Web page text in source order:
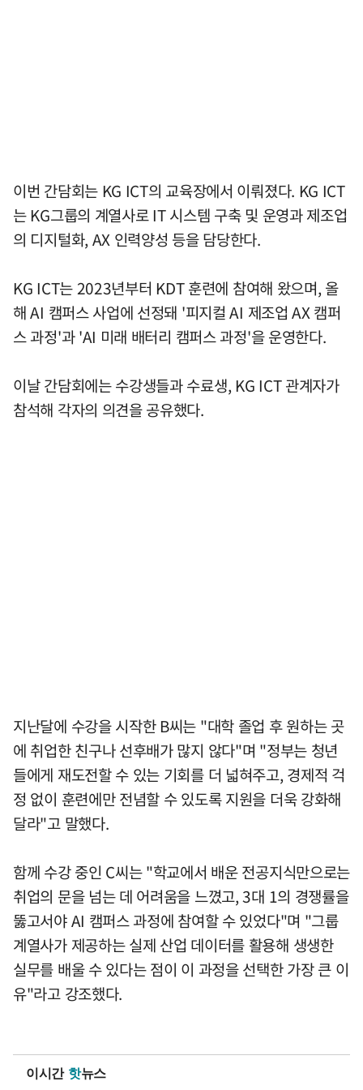
이번 간담회는 KG ICT의 교육장에서 이뤄졌다. KG ICT
는 KG그룹의 계열사로 IT 시스템 구축 및 운영과 제조업
의 디지털화, AX 인력양성 등을 담당한다.
KG ICT는 2023년부터 KDT 훈련에 참여해 왔으며, 올
해 AI 캠퍼스 사업에 선정돼 '피지컬 AI 제조업 AX 캠퍼
스 과정'과 'AI 미래 배터리 캠퍼스 과정'을 운영한다.
이날 간담회에는 수강생들과 수료생, KG ICT 관계자가
참석해 각자의 의견을 공유했다.
지난달에 수강을 시작한 B씨는 "대학 졸업 후 원하는 곳
에 취업한 친구나 선후배가 많지 않다"며 "정부는 청년
들에게 재도전할 수 있는 기회를 더 넓혀주고, 경제적 걱
정 없이 훈련에만 전념할 수 있도록 지원을 더욱 강화해
달라"고 말했다.
함께 수강 중인 C씨는 "학교에서 배운 전공지식만으로는
취업의 문을 넘는 데 어려움을 느꼈고, 3대 1의 경쟁률을
뚫고서야 AI 캠퍼스 과정에 참여할 수 있었다"며 "그룹
계열사가 제공하는 실제 산업 데이터를 활용해 생생한
실무를 배울 수 있다는 점이 이 과정을 선택한 가장 큰 이
유"라고 강조했다.
이시간 핫뉴스